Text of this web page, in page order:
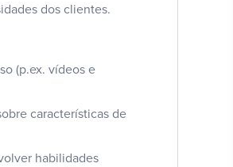
dos clientes.
(p.ex. vídeos e
características de
habilidades